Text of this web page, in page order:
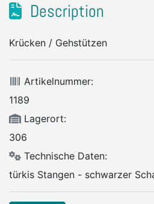
Description
Krücken / Gehstützen
Artikelnummer:
1189
Lagerort:
306
Technische Daten:
türkis Stangen - schwarzer